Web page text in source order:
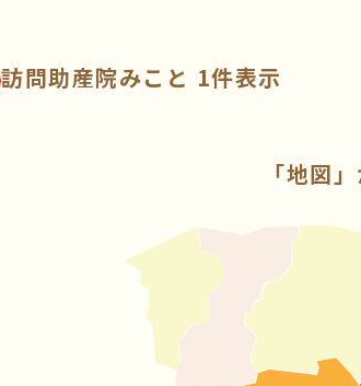
訪問助産院みこと 1件表示
「地図